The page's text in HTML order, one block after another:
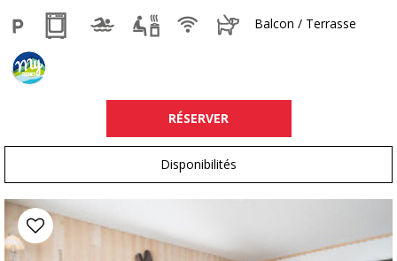
Balcon / Terrasse
RÉSERVER
Disponibilités